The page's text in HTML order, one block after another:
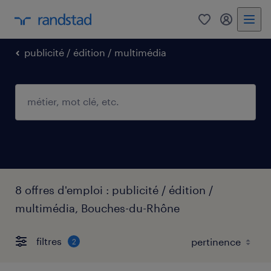
0 mon
publicité / édition / multimédia
8 offres d'emploi : publicité / édition /
multimédia, Bouches-du-Rhône
filtres 2